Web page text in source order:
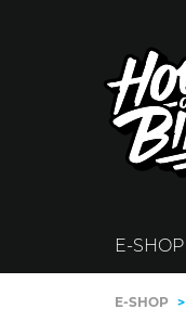
E-SHOP
E-SHOP >